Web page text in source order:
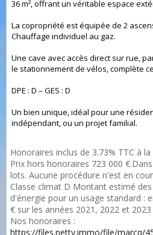
36 m², offrant un véritable espace
La copropriété est équipée de 2
Chauffage individuel au gaz.
Une cave avec accès direct sur rue,
le stationnement de vélos, complète
DPE : D – GES : D
Un bien unique, idéal pour une
indépendant, ou un projet familial.
Honoraires inclus de 3.73% TTC à
Prix hors honoraires 723 000
lots. Aucune procédure n'est en
Classe climat D Montant estimé
d'énergie pour un usage standard :
€ sur les années 2021, 2022 et
Nos honoraires :
https://files.netty.immo/file/marcq/